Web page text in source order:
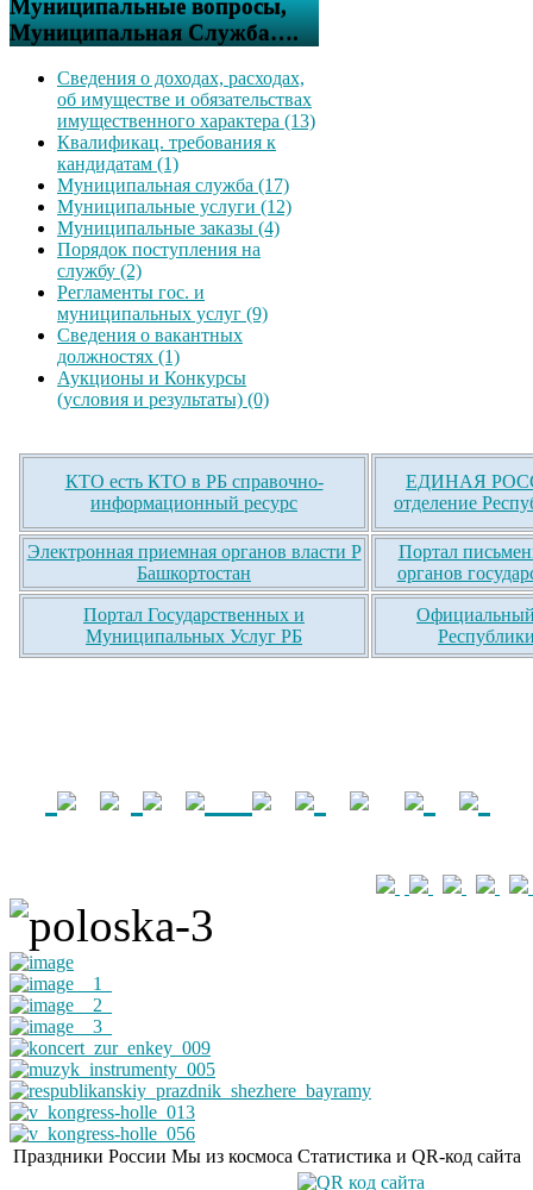
Муниципальные вопросы,
Муниципальная Служба….
Сведения о доходах, расходах,
об имуществе и обязательствах
имущественного характера (13)
Квалификац. требования к
кандидатам (1)
Муниципальная служба (17)
Муниципальные услуги (12)
Муниципальные заказы (4)
Порядок поступления на
службу (2)
Регламенты гос. и
муниципальных услуг (9)
Сведения о вакантных
должностях (1)
Аукционы и Конкурсы
(условия и результаты) (0)
КТО есть КТО в РБ справочно-
информационный ресурс
ЕДИНАЯ
отделение
Электронная приемная органов власти Р
Башкортостан
Портал
органов
Портал Государственных и
Муниципальных Услуг РБ
Официальный
Праздники России Мы из космоса Статистика и QR-код сайта